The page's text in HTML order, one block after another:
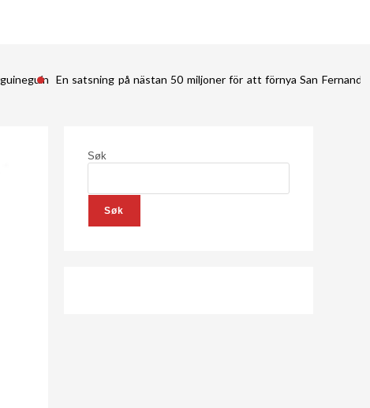
En satsning på nästan 50 miljoner för att förnya San
Søk
Søk